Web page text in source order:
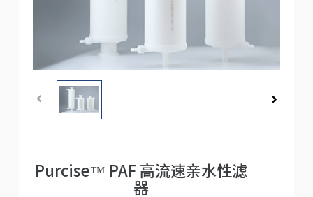
关于我们
联系我们
Purcise™ PAF 高流速亲水性滤
器